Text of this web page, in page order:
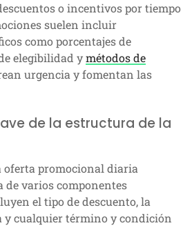
o incentivos por tiempo
suelen incluir
como porcentajes de
elegibilidad ymétodos de
urgencia y fomentan las
de la estructura de la
oferta promocional diaria
de varios componentes
el tipo de descuento, la
y cualquier término y condición